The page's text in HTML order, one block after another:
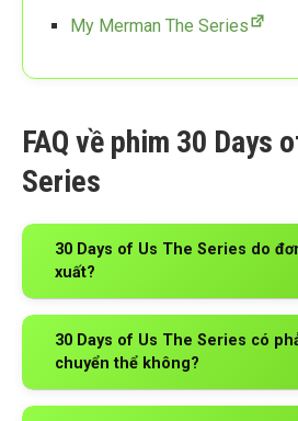
My Merman The Series
FAQ về phim 30 Days
Series
30 Days of Us The Series do
xuất?
30 Days of Us The Series có
chuyển thể không?